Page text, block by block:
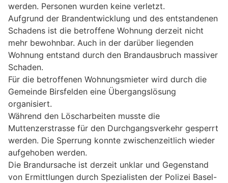
werden. Personen wurden keine verletzt.
Aufgrund der Brandentwicklung und des entstandenen
Schadens ist die betroffene Wohnung derzeit nicht
mehr bewohnbar. Auch in der darüber liegenden
Wohnung entstand durch den Brandausbruch massiver
Schaden.
Für die betroffenen Wohnungsmieter wird durch die
Gemeinde Birsfelden eine Übergangslösung
organisiert.
Während den Löscharbeiten musste die
Muttenzerstrasse für den Durchgangsverkehr gesperrt
werden. Die Sperrung konnte zwischenzeitlich wieder
aufgehoben werden.
Die Brandursache ist derzeit unklar und Gegenstand
von Ermittlungen durch Spezialisten der Polizei Basel-